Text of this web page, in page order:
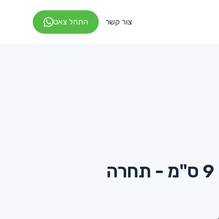
צור קשר התחל צאט